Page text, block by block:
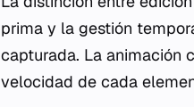
prima y la gestión
capturada. La animación
velocidad de cada